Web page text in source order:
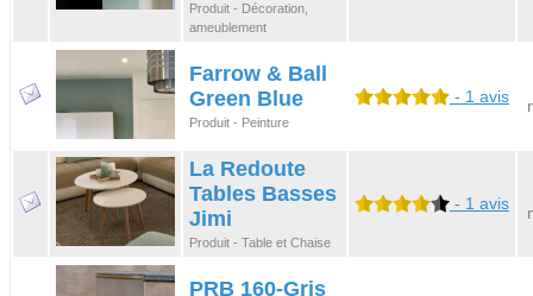
Produit - Décoration,
ameublement
Farrow & Ball
Green Blue
Produit - Peinture
- 1 avis
La Redoute
Tables Basses
Jimi
Produit - Table et Chaise
- 1 avis
PRB 160-Gris